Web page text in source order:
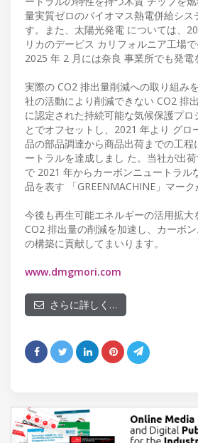
量実質ゼロのバイオマス熱電併給シス
す。また、太陽光発電 については、
リカのデービス カリフォルニア工場で
2025 年 2 月には奈良 事業所でも発電
実際の CO2 排出量削減への取り組み
社の活動により削減できない CO2 排
に認定された持続可能な気候保護プロ
とでオフセットし、2021 年より グロ
品の部品調達から商品出荷までの工程
ートラルを達成しまし た。当社が出
で 2021 年からカーボンニュートラル
品を表す 「GREENMACHINE」マーク
今後も再生可能エネルギーの活用拡大
CO2 排出量の削減を加速し、カーボ
の構築に貢献してまいります。
www.dmgmori.com
さらに詳しく…